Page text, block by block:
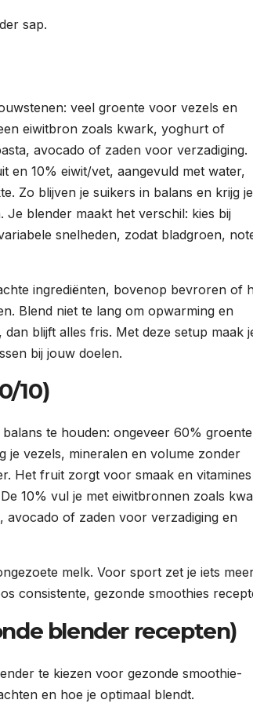
sap.
veel groente voor vezels en
eiwitbron zoals kwark, yoghurt of
avocado of zaden voor verzadiging.
en 10% eiwit/vet, aangevuld met water,
Zo blijven je suikers in balans en krijg
Je blender maakt het verschil: kies bij
snelheden, zodat bladgroen,
ingrediënten, bovenop bevroren of
Blend niet te lang om opwarming en
blijft alles fris. Met deze setup maak
bij jouw doelen.
10)
te houden: ongeveer 60%
je vezels, mineralen en volume zonder
Het fruit zorgt voor smaak en vitamines
10% vul je met eiwitbronnen zoals
of zaden voor verzadiging en
melk. Voor sport zet je iets
consistente, gezonde smoothies
blender recepten)
te kiezen voor gezonde smoothie-
en hoe je optimaal blendt.